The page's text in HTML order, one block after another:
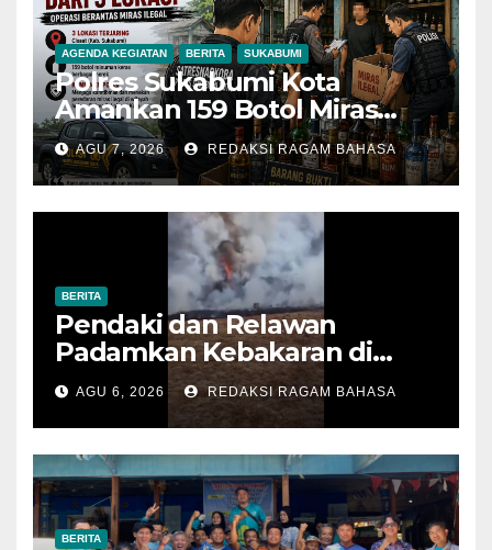
AGENDA KEGIATAN BERITA SUKABUMI
Polres Sukabumi Kota
Amankan 159 Botol Miras
Ilegal dari Tiga Lokasi dalam
Operasi Penyakit Masyarakat
AGU 7, 2026 REDAKSI RAGAM BAHASA
BERITA
Pendaki dan Relawan
Padamkan Kebakaran di
Alun-alun Suryakencana
Sebelum Meluas
AGU 6, 2026 REDAKSI RAGAM BAHASA
BERITA